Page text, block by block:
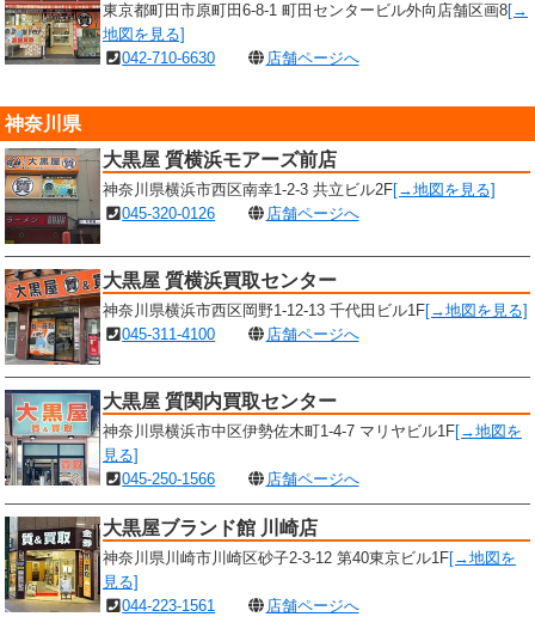
東京都町田市原町田6-8-1 町田センタービル外向店舗区画8[→
地図を見る]
042-710-6630
店舗ページへ
神奈川県
大黒屋 質横浜モアーズ前店
神奈川県横浜市西区南幸1-2-3 共立ビル2F[→地図を見る]
045-320-0126
店舗ページへ
大黒屋 質横浜買取センター
神奈川県横浜市西区岡野1-12-13 千代田ビル1F[→地図を見る]
045-311-4100
店舗ページへ
大黒屋 質関内買取センター
神奈川県横浜市中区伊勢佐木町1-4-7 マリヤビル1F[→地図を
見る]
045-250-1566
店舗ページへ
大黒屋ブランド館 川崎店
神奈川県川崎市川崎区砂子2-3-12 第40東京ビル1F[→地図を
見る]
044-223-1561
店舗ページへ